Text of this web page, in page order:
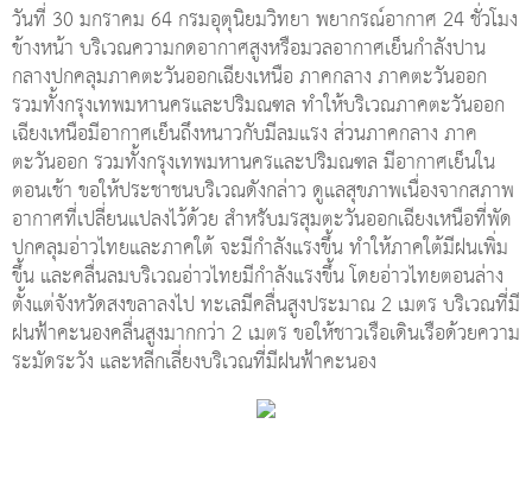
วันที่ 30 มกราคม 64 กรมอุตุนิยมวิทยา พยากรณ์อากาศ 24 ชั่วโมง
ข้างหน้า บริเวณความกดอากาศสูงหรือมวลอากาศเย็นกำลังปาน
กลางปกคลุมภาคตะวันออกเฉียงเหนือ ภาคกลาง ภาคตะวันออก
รวมทั้งกรุงเทพมหานครและปริมณฑล ทำให้บริเวณภาคตะวันออก
เฉียงเหนือมีอากาศเย็นถึงหนาวกับมีลมแรง ส่วนภาคกลาง ภาค
ตะวันออก รวมทั้งกรุงเทพมหานครและปริมณฑล มีอากาศเย็นใน
ตอนเช้า ขอให้ประชาชนบริเวณดังกล่าว ดูแลสุขภาพเนื่องจากสภาพ
อากาศที่เปลี่ยนแปลงไว้ด้วย สำหรับมรสุมตะวันออกเฉียงเหนือที่พัด
ปกคลุมอ่าวไทยและภาคใต้ จะมีกำลังแรงขึ้น ทำให้ภาคใต้มีฝนเพิ่ม
ขึ้น และคลื่นลมบริเวณอ่าวไทยมีกำลังแรงขึ้น โดยอ่าวไทยตอนล่าง
ตั้งแต่จังหวัดสงขลาลงไป ทะเลมีคลื่นสูงประมาณ 2 เมตร บริเวณที่มี
ฝนฟ้าคะนองคลื่นสูงมากกว่า 2 เมตร ขอให้ชาวเรือเดินเรือด้วยความ
ระมัดระวัง และหลีกเลี่ยงบริเวณที่มีฝนฟ้าคะนอง